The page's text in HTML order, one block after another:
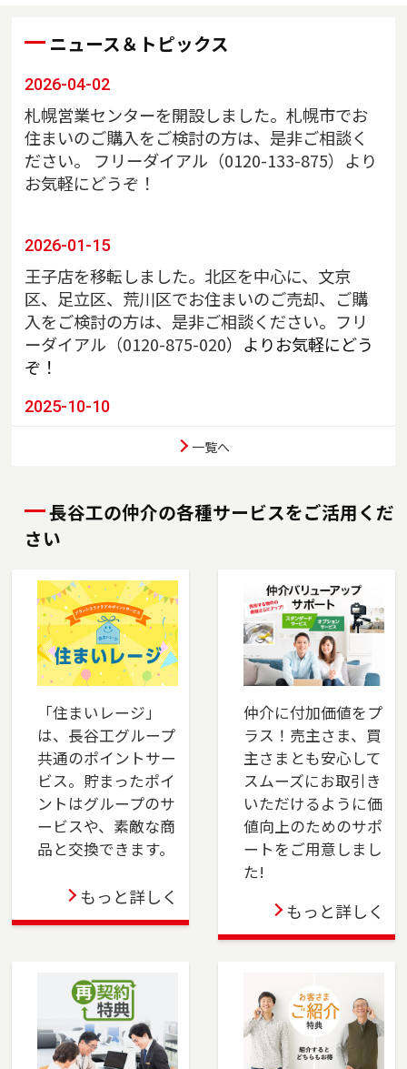
ニュース＆トピックス
2026-04-02
札幌営業センターを開設しました。札幌市でお
住まいのご購入をご検討の方は、是非ご相談く
ださい。 フリーダイアル（0120-133-875）より
お気軽にどうぞ！
2026-01-15
王子店を移転しました。北区を中心に、文京
区、足立区、荒川区でお住まいのご売却、ご購
入をご検討の方は、是非ご相談ください。フリ
ーダイアル（0120-875-020）よりお気軽にどう
ぞ！
2025-10-10
川口店を移転しました。埼玉県川口市、戸田
市、蕨市、さいたま市南区でお住まいのご売
い。フリーダイアル（0120-85-8951）よりお気
軽にどうぞ！
東陽町店を移転しました。江東区、墨田区（一
部）でお住まいのご売却、ご購入をご検討の方
は、是非ご相談ください。フリーダイアル
（0120-14-8750）よりお気軽にどうぞ！
2025-06-01
本社営業センター新宿チームが正式に店舗として
オープンしました。新宿区でお住まいのご売
却、 ご購入をご検討の方は、是非ご相談くださ
い。 フリーダイアル（0120-106-875）よりお気
軽にどうぞ！
2025-04-24
多摩センター店を移転しました。多摩市・八王
子市・町田市・稲城市・相模原市でお住まいの
ださい。フリーダイアル（0120-552-875）より
お気軽にどうぞ！
2025-04-01
一覧へ
長谷工の仲介の各種サービスをご活用くだ
さい
「住まいレージ」
は、長谷工グループ
共通のポイントサー
ビス。貯まったポイ
ントはグループのサ
ービスや、素敵な商
品と交換できます。
もっと詳しく
仲介に付加価値をプ
ラス！売主さま、買
主さまとも安心して
スムーズにお取引き
いただけるように価
値向上のためのサポ
ートをご用意しまし
た!
もっと詳しく